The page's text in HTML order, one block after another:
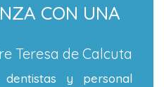
CON UNA
Teresa de Calcuta
y personal